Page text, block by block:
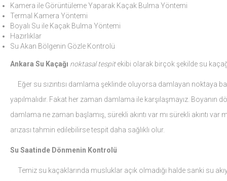
Kamera ile Görüntüleme Yaparak Kaçak Bulma Yöntemi
Termal Kamera Yöntemi
Boyalı Su ile Kaçak Bulma Yöntemi
Hazırlıklar
Su Akan Bölgenin Gözle Kontrolü
Ankara Su Kaçağı noktasal tespitekibi olarak birçok şekilde su
Eğer su sızıntısı damlama şeklinde oluyorsa damlayan noktaya
yapılmalıdır. Fakat her zaman damlama ile karşılaşmayız.
damlama ne zaman başlamış, sürekli akıntı var mı sürekli akıntı
arızası tahmin edilebilirse tespit daha sağlıklı olur.
Su Saatinde Dönmenin Kontrolü
Temiz su kaçaklarında musluklar açık olmadığı halde sanki su